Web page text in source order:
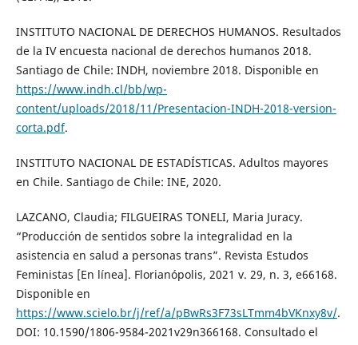
INSTITUTO NACIONAL DE DERECHOS HUMANOS. Resultados
de la IV encuesta nacional de derechos humanos 2018.
Santiago de Chile: INDH, noviembre 2018. Disponible en
https://www.indh.cl/bb/wp-
content/uploads/2018/11/Presentacion-INDH-2018-version-
corta.pdf.
INSTITUTO NACIONAL DE ESTADÍSTICAS. Adultos mayores
en Chile. Santiago de Chile: INE, 2020.
LAZCANO, Claudia; FILGUEIRAS TONELI, Maria Juracy.
“Producción de sentidos sobre la integralidad en la
asistencia en salud a personas trans”. Revista Estudos
Feministas [En línea]. Florianópolis, 2021 v. 29, n. 3, e66168.
Disponible en
https://www.scielo.br/j/ref/a/pBwRs3F73sLTmm4bVKnxy8v/.
DOI: 10.1590/1806-9584-2021v29n366168. Consultado el